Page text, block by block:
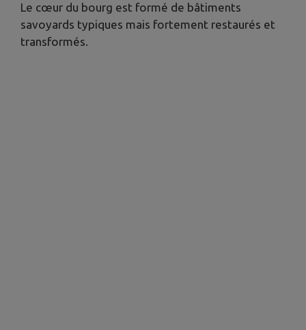
Le cœur du bourg est formé de bâtiments
savoyards typiques mais fortement restaurés et
transformés.